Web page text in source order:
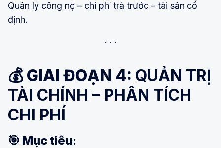
Quản lý công nợ – chi phí trả trước – tài sản cố
định.
💰 GIAI ĐOẠN 4: QUẢN TRỊ
TÀI CHÍNH – PHÂN TÍCH
CHI PHÍ
🎯 Mục tiêu: